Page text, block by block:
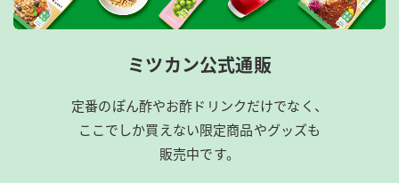
ミツカン公式通販
定番のぽん酢やお酢ドリンクだけでなく、
ここでしか買えない限定商品やグッズも
販売中です。